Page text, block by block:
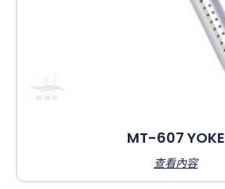
MT-607 YOKE
查看內容